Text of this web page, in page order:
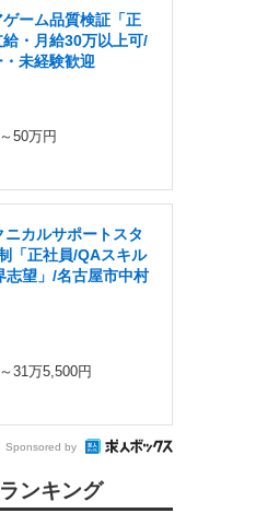
ーム品質検証「正
・月給30万以上可/
未経験歓迎
50万円
ニカルサポートスタ
「正社員/QAスキル
志望」/名古屋市中村
31万5,500円
Sponsored by
ンキング